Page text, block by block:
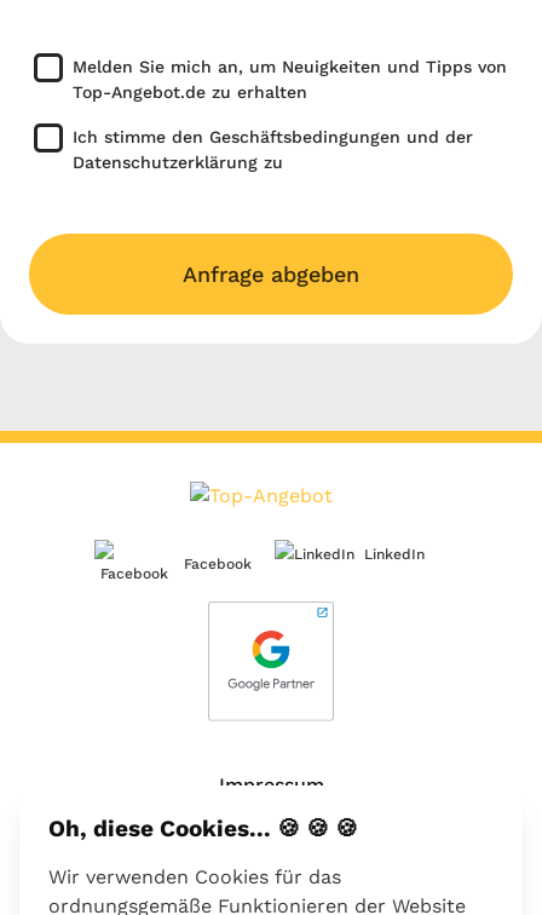
Melden Sie mich an, um Neuigkeiten und Tipps von
Top-Angebot.de zu erhalten
Ich stimme den Geschäftsbedingungen und der
Datenschutzerklärung zu
Anfrage abgeben
Facebook
LinkedIn
Impressum
Über uns
Kontakt
Oh, diese Cookies... 🍪 🍪 🍪
Wir verwenden Cookies für das
ordnungsgemäße Funktionieren der Website